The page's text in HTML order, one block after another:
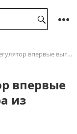
выгнал форекс брокера из страны
впервые
из